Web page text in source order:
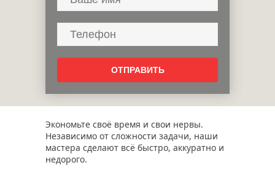
Экономьте своё время и свои нервы.
Независимо от сложности задачи, наши
мастера сделают всё быстро, аккуратно и
недорого.